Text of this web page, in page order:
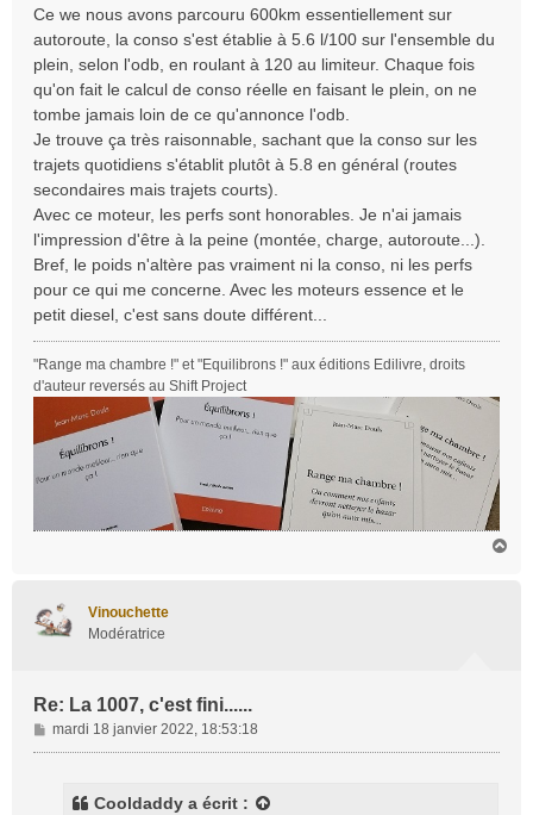
g
e
Ce we nous avons parcouru 600km essentiellement sur
autoroute, la conso s'est établie à 5.6 l/100 sur l'ensemble du
plein, selon l'odb, en roulant à 120 au limiteur. Chaque fois
qu'on fait le calcul de conso réelle en faisant le plein, on ne
tombe jamais loin de ce qu'annonce l'odb.
Je trouve ça très raisonnable, sachant que la conso sur les
trajets quotidiens s'établit plutôt à 5.8 en général (routes
secondaires mais trajets courts).
Avec ce moteur, les perfs sont honorables. Je n'ai jamais
l'impression d'être à la peine (montée, charge, autoroute...).
Bref, le poids n'altère pas vraiment ni la conso, ni les perfs
pour ce qui me concerne. Avec les moteurs essence et le
petit diesel, c'est sans doute différent...
"Range ma chambre !" et "Equilibrons !" aux éditions Edilivre, droits
d'auteur reversés au Shift Project
Vinouchette
Modératrice
Re: La 1007, c'est fini......
M
e
mardi 18 janvier 2022, 18:53:18
Cooldaddy a écrit :